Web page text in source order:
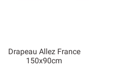
Drapeau Allez France
150x90cm